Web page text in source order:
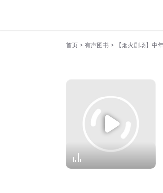
首页 > 有声图书 >